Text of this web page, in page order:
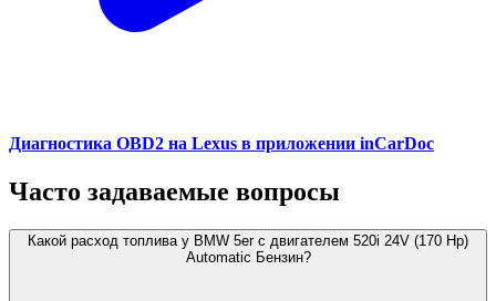
Диагностика OBD2 на Lexus в приложении inCarDoc
Часто задаваемые вопросы
Какой расход топлива у BMW 5er с двигателем 520i 24V (170 Hp)
Automatic Бензин?